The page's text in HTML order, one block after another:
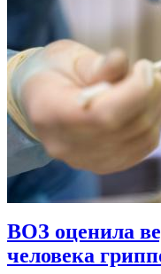
ВОЗ оценила
человека